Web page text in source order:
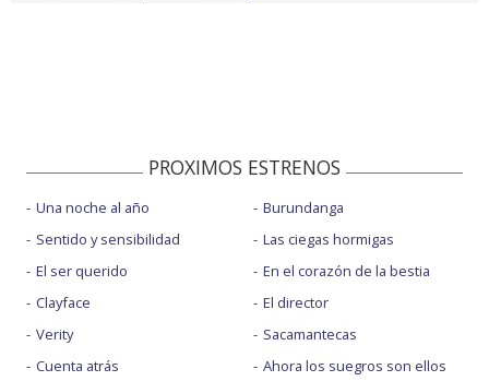
PROXIMOS ESTRENOS
Una noche al año
Sentido y sensibilidad
El ser querido
Clayface
Verity
Cuenta atrás
Burundanga
Las ciegas hormigas
En el corazón de la bestia
El director
Sacamantecas
Ahora los suegros son ellos